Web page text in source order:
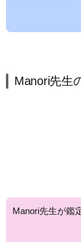
Manori先生
Manori先生が鑑